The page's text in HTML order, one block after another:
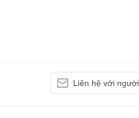
Liên hệ với